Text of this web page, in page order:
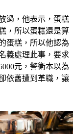
過，他表示，蛋糕
，所以蛋糕還是算
蛋糕，所以他認為
義處理此事，要求
元，警衛本以為
依舊遭到革職，讓